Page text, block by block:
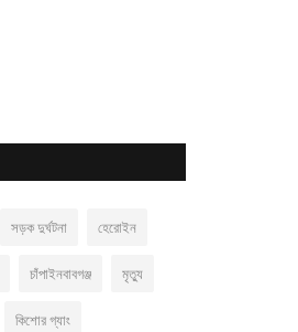
সড়ক দুর্ঘটনা হেরোইন
চাঁপাইনবাবগঞ্জ মৃত্যু
কিশোর গ্যাং